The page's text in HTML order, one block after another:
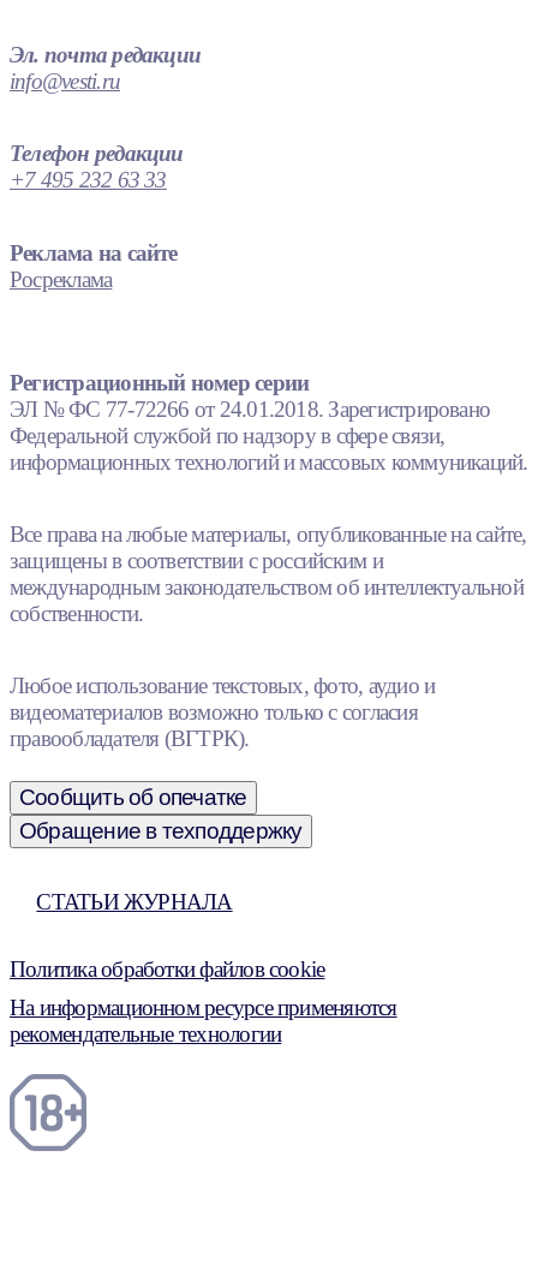
Эл. почта редакции
info@vesti.ru
Телефон редакции
+7 495 232 63 33
Реклама на сайте
Росреклама
Регистрационный номер серии
ЭЛ № ФС 77-72266 от 24.01.2018. Зарегистрировано
Федеральной службой по надзору в сфере связи,
информационных технологий и массовых коммуникаций.
Все права на любые материалы, опубликованные на сайте,
защищены в соответствии с российским и
международным законодательством об интеллектуальной
собственности.
Любое использование текстовых, фото, аудио и
видеоматериалов возможно только с согласия
правообладателя (ВГТРК).
Сообщить об опечатке
Обращение в техподдержку
СТАТЬИ ЖУРНАЛА
Политика обработки файлов cookie
На информационном ресурсе применяются
рекомендательные технологии